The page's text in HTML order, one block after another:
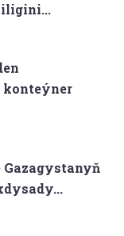
konteýner